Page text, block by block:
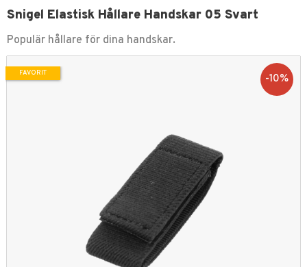
Snigel Elastisk Hållare Handskar 05 Svart
Populär hållare för dina handskar.
10%
FAVORIT